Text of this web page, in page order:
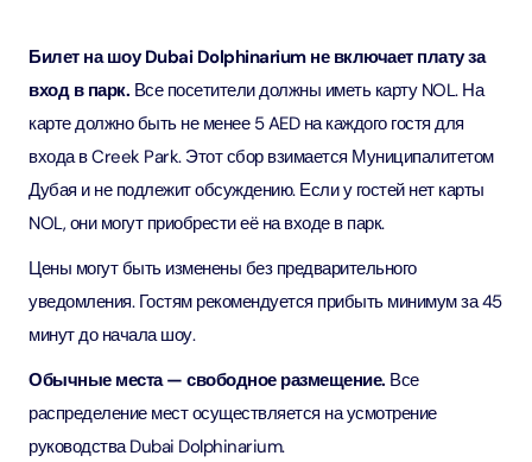
Билет на шоу Dubai Dolphinarium не включает плату за
вход в парк. Все посетители должны иметь карту NOL. На
карте должно быть не менее 5 AED на каждого гостя для
входа в Creek Park. Этот сбор взимается Муниципалитетом
Дубая и не подлежит обсуждению. Если у гостей нет карты
NOL, они могут приобрести её на входе в парк.
Цены могут быть изменены без предварительного
уведомления. Гостям рекомендуется прибыть минимум за 45
минут до начала шоу.
Обычные места — свободное размещение. Все
распределение мест осуществляется на усмотрение
руководства Dubai Dolphinarium.